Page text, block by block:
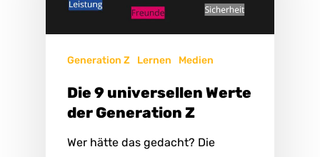
Generation Z Lernen Medien
Die 9 universellen Werte
der Generation Z
Wer hätte das gedacht? Die